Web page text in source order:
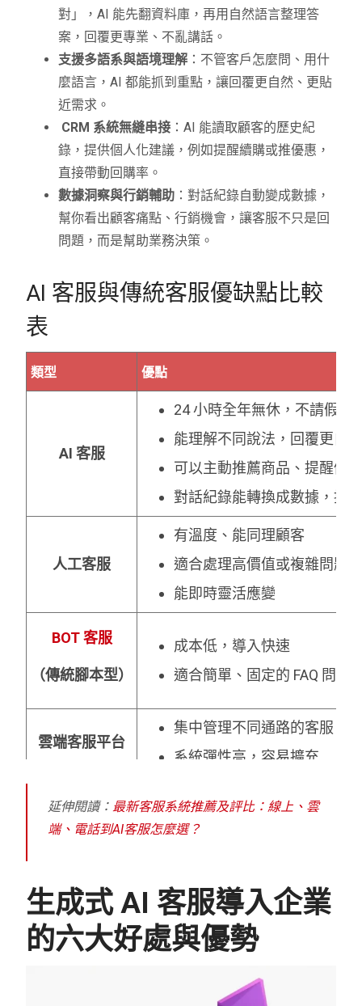
對」，AI 能先翻資料庫，再用自然語言整理答
案，回覆更專業、不亂講話。
支援多語系與語境理解 ：不管客戶怎麼問、用什
麼語言，AI 都能抓到重點，讓回覆更自然、更貼
近需求。
CRM 系統無縫串接 ：AI 能讀取顧客的歷史紀
錄，提供個人化建議，例如提醒續購或推優惠，
直接帶動回購率。
數據洞察與行銷輔助 ：對話紀錄自動變成數據，
幫你看出顧客痛點、行銷機會，讓客服不只是回
問題，而是幫助業務決策。
AI 客服與傳統客服優缺點比較
表
類型 優點
AI 客服
24 小時全年無休，不請假、
能理解不同說法，回覆更自
可以主動推薦商品、提醒優
對話紀錄能轉換成數據，提
人工客服
有溫度、能同理顧客
適合處理高價值或複雜問題
能即時靈活應變
BOT客服
（傳統腳本型）
成本低，導入快速
適合簡單、固定的 FAQ 問題
雲端客服平台
集中管理不同通路的客服（
系統彈性高，容易擴充
（Live Chat）
客戶一來就能立刻對話，提
適合在購物或瀏覽過程即時
延伸閱讀：最新客服系統推薦及評比：線上、雲
端、電話到AI客服怎麼選？
生成式 AI 客服導入企業
的六大好處與優勢